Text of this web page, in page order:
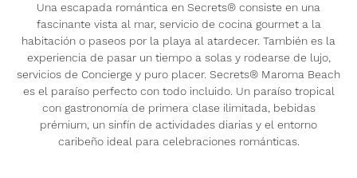
Una escapada romántica en Secrets® consiste en una
fascinante vista al mar, servicio de cocina gourmet a la
habitación o paseos por la playa al atardecer. También es la
experiencia de pasar un tiempo a solas y rodearse de lujo,
servicios de Concierge y puro placer. Secrets® Maroma Beach
es el paraíso perfecto con todo incluido. Un paraíso tropical
con gastronomía de primera clase ilimitada, bebidas
prémium, un sinfín de actividades diarias y el entorno
caribeño ideal para celebraciones románticas.